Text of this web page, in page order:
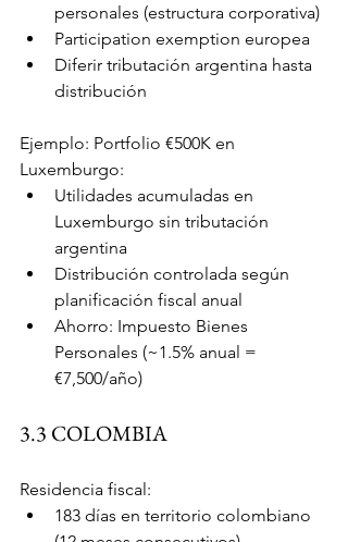
personales (estructura corporativa)
Participation exemption europea
Diferir tributación argentina hasta
distribución
Ejemplo: Portfolio €500K en
Luxemburgo:
Utilidades acumuladas en
Luxemburgo sin tributación
argentina
Distribución controlada según
planificación fiscal anual
Ahorro: Impuesto Bienes
Personales (~1.5% anual =
€7,500/año)
3.3 COLOMBIA
Residencia fiscal:
183 días en territorio colombiano